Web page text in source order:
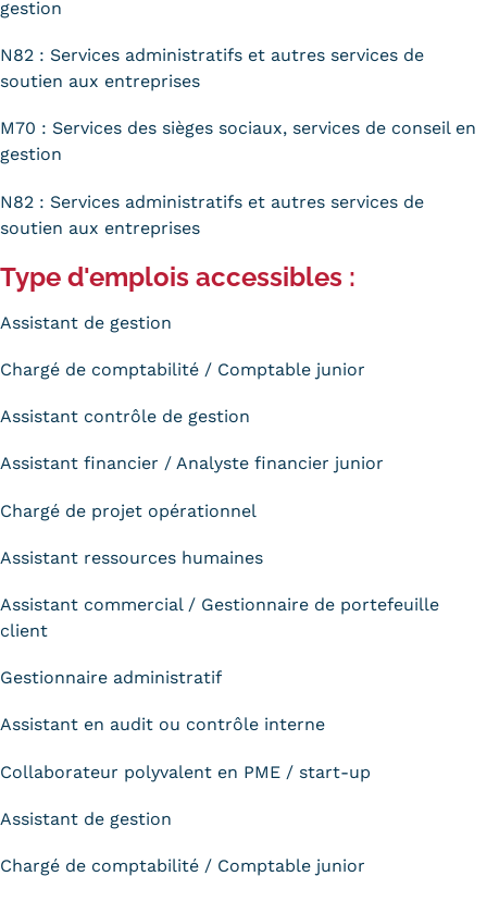
gestion
N82 : Services administratifs et autres services de
soutien aux entreprises
M70 : Services des sièges sociaux, services de conseil en
gestion
N82 : Services administratifs et autres services de
soutien aux entreprises
Type d'emplois accessibles :
Assistant de gestion
Chargé de comptabilité / Comptable junior
Assistant contrôle de gestion
Assistant financier / Analyste financier junior
Chargé de projet opérationnel
Assistant ressources humaines
Assistant commercial / Gestionnaire de portefeuille
client
Gestionnaire administratif
Assistant en audit ou contrôle interne
Collaborateur polyvalent en PME / start-up
Assistant de gestion
Chargé de comptabilité / Comptable junior